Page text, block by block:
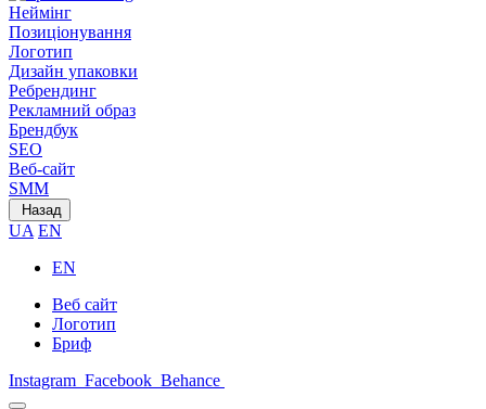
Неймінг
Позиціонування
Логотип
Дизайн упаковки
Ребрендинг
Рекламний образ
Брендбук
SEO
Веб-сайт
SMM
Назад
UA EN
EN
Веб сайт
Логотип
Бриф
Instagram Facebook Behance